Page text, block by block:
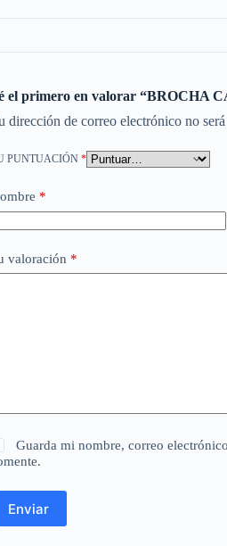
el primero en valorar “BROCHA
dirección de correo electrónico no
PUNTUACIÓN *
*
valoración *
Guarda mi nombre, correo
Enviar